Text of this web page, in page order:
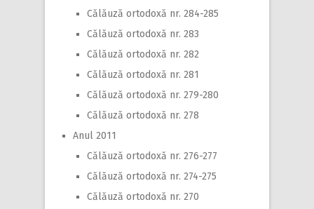
Călăuză ortodoxă nr. 284-285
Călăuză ortodoxă nr. 283
Călăuză ortodoxă nr. 282
Călăuză ortodoxă nr. 281
Călăuză ortodoxă nr. 279-280
Călăuză ortodoxă nr. 278
Anul 2011
Călăuză ortodoxă nr. 276-277
Călăuză ortodoxă nr. 274-275
Călăuză ortodoxă nr. 270